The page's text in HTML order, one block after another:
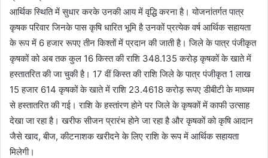
आर्थिक स्थिति में सुधार करके उनकी आय में वृद्धि करना है। योजनांतर्गत पात्र
कृषक परिवार जिनके पास कृषि धारित भूमि है उनकों प्रत्येक वर्ष आर्थिक सहायता
के रूप में 6 हजार रूपए तीन किश्तों में प्रदान की जाती है। जिले के पात्र पंजीकृत
कृषकों को अब तक कुल 16 किस्त की राशि 348.135 करोड़ कृषकों के खाते में
हस्तातरित की जा चुकी है। 17 वीं किस्त की राशि जिले के पात्र पंजीकृत 1 लाख
15 हजार 614 कृषकों के खाते में राशि 23.4618 करोड़ रूपए डीबीटी के माध्यम
से हस्तातरित की गई। राशि के हस्तांरण होने पर जिले के कृषकों में काफी उत्साह
देखा जा रहा है। खरीफ सीजन प्रारंभ होने जा रहा है और कृषकों को कृषि आदान
जैसे खाद, बीज, कीटनाशक खरीदने के लिए राशि के रूप में आर्थिक सहायता
मिलेगी।